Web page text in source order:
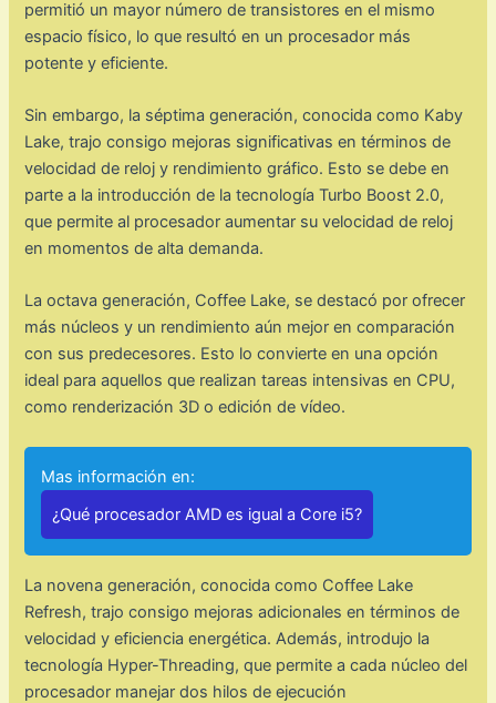
permitió un mayor número de transistores en el mismo
espacio físico, lo que resultó en un procesador más
potente y eficiente.
Sin embargo, la séptima generación, conocida como Kaby
Lake, trajo consigo mejoras significativas en términos de
velocidad de reloj y rendimiento gráfico. Esto se debe en
parte a la introducción de la tecnología Turbo Boost 2.0,
que permite al procesador aumentar su velocidad de reloj
en momentos de alta demanda.
La octava generación, Coffee Lake, se destacó por ofrecer
más núcleos y un rendimiento aún mejor en comparación
con sus predecesores. Esto lo convierte en una opción
ideal para aquellos que realizan tareas intensivas en CPU,
como renderización 3D o edición de vídeo.
Mas información en:
¿Qué procesador AMD es igual a Core i5?
La novena generación, conocida como Coffee Lake
Refresh, trajo consigo mejoras adicionales en términos de
velocidad y eficiencia energética. Además, introdujo la
tecnología Hyper-Threading, que permite a cada núcleo del
procesador manejar dos hilos de ejecución